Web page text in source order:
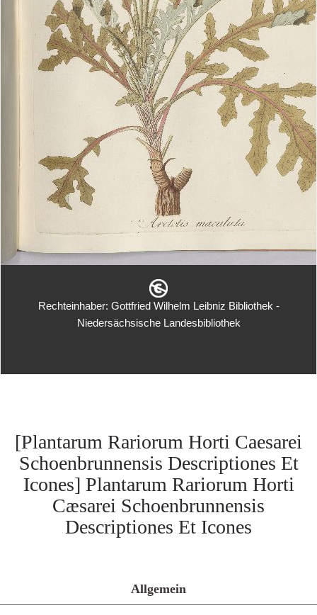
Rechteinhaber: Gottfried Wilhelm Leibniz Bibliothek -
Niedersächsische Landesbibliothek
[Plantarum Rariorum Horti Caesarei
Schoenbrunnensis Descriptiones Et
Icones] Plantarum Rariorum Horti
Cæsarei Schoenbrunnensis
Descriptiones Et Icones
Allgemein